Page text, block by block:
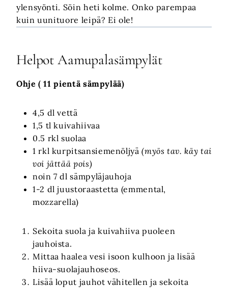
ylensyönti. Söin heti kolme. Onko parempaa
kuin uunituore leipä? Ei ole!
Helpot Aamupalasämpylät
Ohje( 11 pientä sämpylää)
4,5 dl vettä
1,5 tl kuivahiivaa
0.5 rkl suolaa
1 rkl kurpitsansiemenöljyä(myös tav. käy tai
voi jättää pois)
noin 7 dl sämpyläjauhoja
1-2 dl juustoraastetta (emmental,
mozzarella)
Sekoita suola ja kuivahiiva puoleen
jauhoista.
Mittaa haalea vesi isoon kulhoon ja lisää
hiiva-suolajauhoseos.
Lisää loput jauhot vähitellen ja sekoita